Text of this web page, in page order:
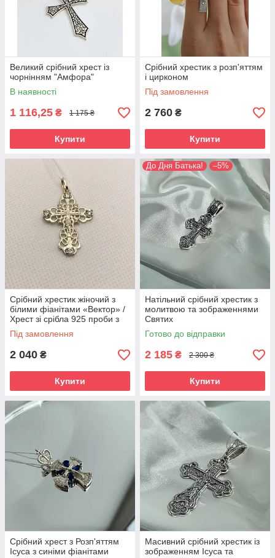
Великий срібний хрест із
чорнінням "Амфора"
В наявності
1 116,25 ₴ 1 175 ₴
Купити
Срібний хрестик з розп'яттям
і цирконом
Під замовлення
2 760 ₴
Купити
Срібний хрестик жіночий з
білими фіанітами «Вектор» /
Хрест зі срібла 925 проби з
камінням
Під замовлення
2 040 ₴
Купити
До Дня Батька! –5%
Натільний срібний хрестик з
молитвою та зображеннями
Святих
Готово до відправки
2 185 ₴ 2 300 ₴
Купити
Срібний хрест з Розп'яттям
Ісуса з синіми фіанітами
Масивний срібний хрестик із
зображенням Ісуса та